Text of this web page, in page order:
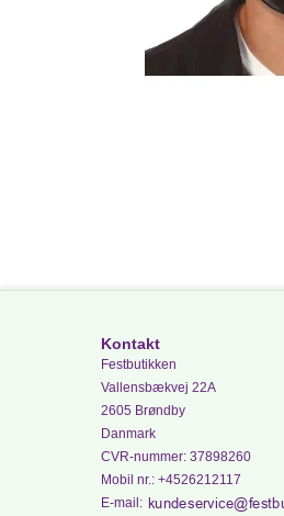
Kontakt
Festbutikken
Vallensbækvej 22A
2605 Brøndby
Danmark
CVR-nummer: 37898260
Mobil nr.: +4526212117
E-mail :